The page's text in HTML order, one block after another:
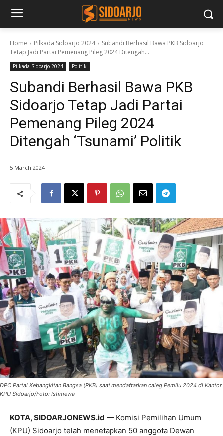
Home Pilkada Sidoarjo 2024
Subandi Berhasil Bawa PKB Sidoarjo
Tetap Jadi Partai Pemenang Pileg 2024 Ditengah...
Pilkada Sidoarjo 2024 Politik
Subandi Berhasil Bawa PKB
Sidoarjo Tetap Jadi Partai
Pemenang Pileg 2024
Ditengah ‘Tsunami’ Politik
5 March 2024
DPC Partai Kebangkitan Bangsa (PKB) saat mendaftarkan caleg Pemilu 2024 di Kantor
KPU Sidoarjo/Foto: Istimewa
KOTA, SIDOARJONEWS.id — Komisi Pemilihan Umum
(KPU) Sidoarjo telah menetapkan 50 anggota Dewan